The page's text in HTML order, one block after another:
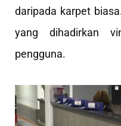
daripada karpet
yang dihadirkan
pengguna.